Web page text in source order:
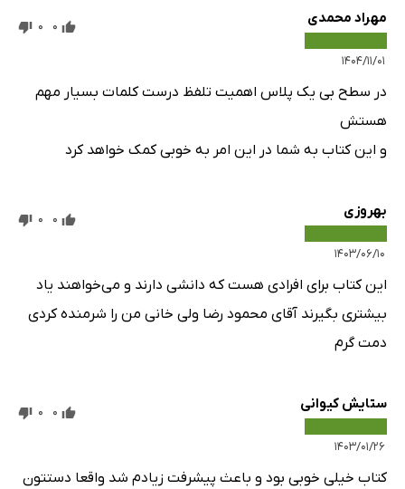
مهراد محمدی
۱۴۰۴/۱۱/۰۱
0
0
در سطح بی یک پلاس اهمیت تلفظ درست کلمات بسیار مهم
هستش
و این کتاب به شما در این امر به خوبی کمک خواهد کرد
بهروزی
۱۴۰۳/۰۶/۱۰
0
0
این کتاب برای افرادی هست که دانشی دارند و می‌خواهند یاد
بیشتری بگیرند آقای محمود رضا ولی خانی من را شرمنده کردی
دمت گرم
ستایش کیوانی
۱۴۰۳/۰۱/۲۶
0
0
کتاب خیلی خوبی بود و باعث پیشرفت زیادم شد واقعا دستتون